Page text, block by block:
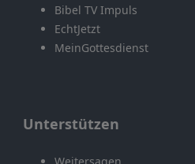
Bibel TV Impuls
EchtJetzt
MeinGottesdienst
Unterstützen